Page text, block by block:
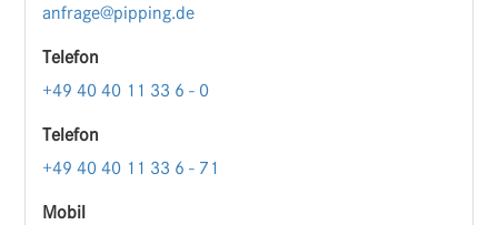
anfrage@pipping.de
Telefon
+49 40 40 11 33 6 - 0
Telefon
+49 40 40 11 33 6 - 71
Mobil